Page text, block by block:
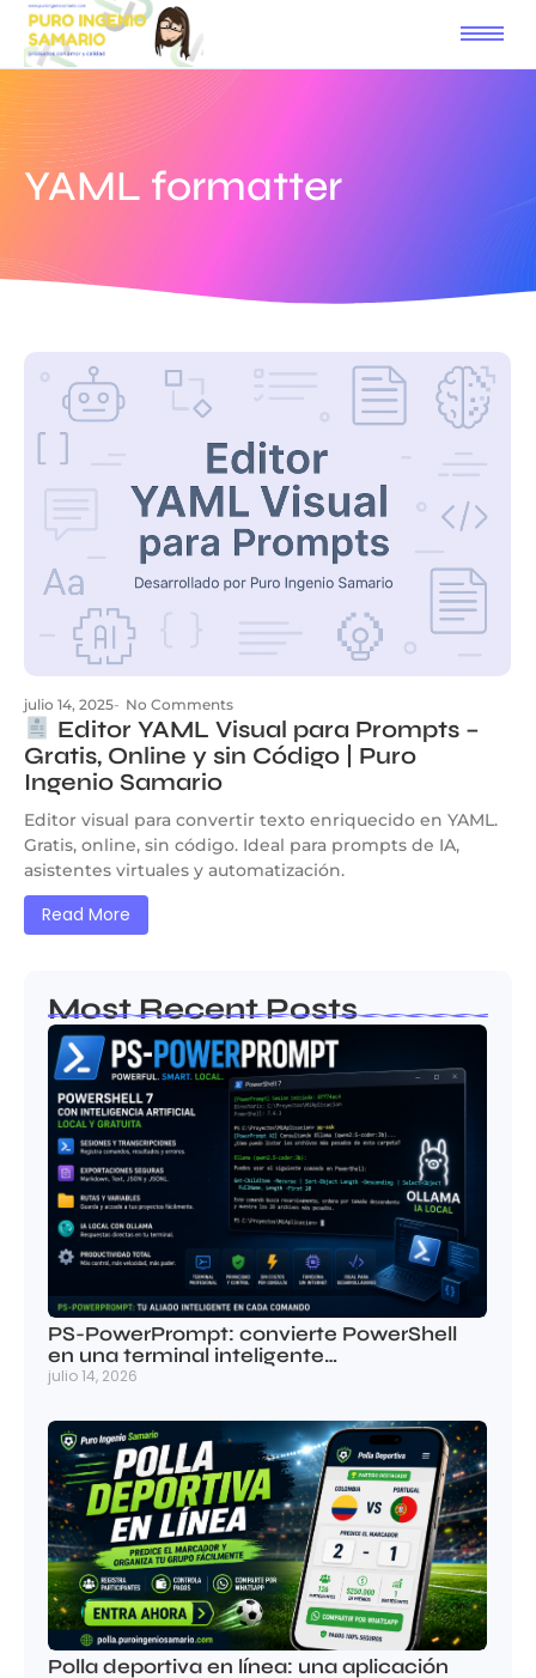
YAML formatter
julio 14, 2025- No Comments
Editor YAML Visual para Prompts –
Gratis, Online y sin Código | Puro
Ingenio Samario
Editor visual para convertir texto enriquecido en YAML.
Gratis, online, sin código. Ideal para prompts de IA,
asistentes virtuales y automatización.
Read More
Most Recent Posts
PS-PowerPrompt: convierte PowerShell
en una terminal inteligente…
julio 14, 2026
Polla deportiva en línea: una aplicación